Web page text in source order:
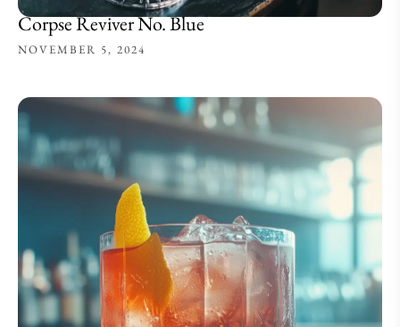
Corpse Reviver No. Blue
NOVEMBER 5, 2024